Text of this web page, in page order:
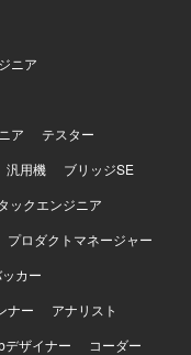
C++およびCで
Astahを利用する場
ニア
ア
テスター
汎用機
ブリッジSE
ックエンジニア
プロダクトマネージャー
カー
ナー
アナリスト
デザイナー
コーダー